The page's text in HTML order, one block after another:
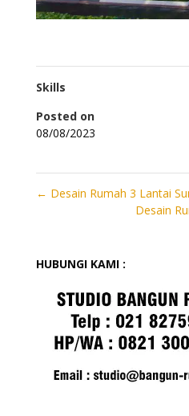
Skills
Posted on
08/08/2023
← Desain Rumah 3 Lantai
Desain
HUBUNGI KAMI :